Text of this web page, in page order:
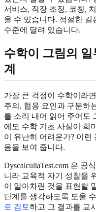
서비스, 직장 조정, 코칭,
올 수 있습니다. 적절한 길
수준에 달려 있습니다.
수학이 그림의
계
가장 큰 걱정이 수학이라
주의, 협응 요인과 구분하
를 소리 내어 읽어 주어도
에도 수학 기초 사실이 희
이 유난히 어려운가? 이런
음을 보여 줍니다.
DyscalculiaTest.com 은 공
니라 교육적 자기 성찰을
이 알아차린 것을 표현할
단계를 생각하도록 도울
로 검토하고 그 결과를 교